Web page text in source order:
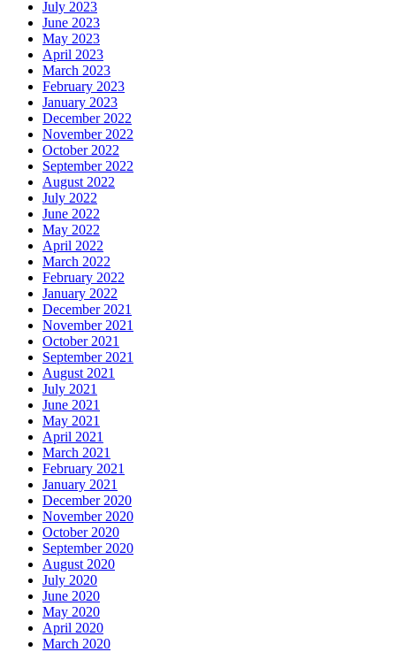
July 2023
June 2023
May 2023
April 2023
March 2023
February 2023
January 2023
December 2022
November 2022
October 2022
September 2022
August 2022
July 2022
June 2022
May 2022
April 2022
March 2022
February 2022
January 2022
December 2021
November 2021
October 2021
September 2021
August 2021
July 2021
June 2021
May 2021
April 2021
March 2021
February 2021
January 2021
December 2020
November 2020
October 2020
September 2020
August 2020
July 2020
June 2020
May 2020
April 2020
March 2020